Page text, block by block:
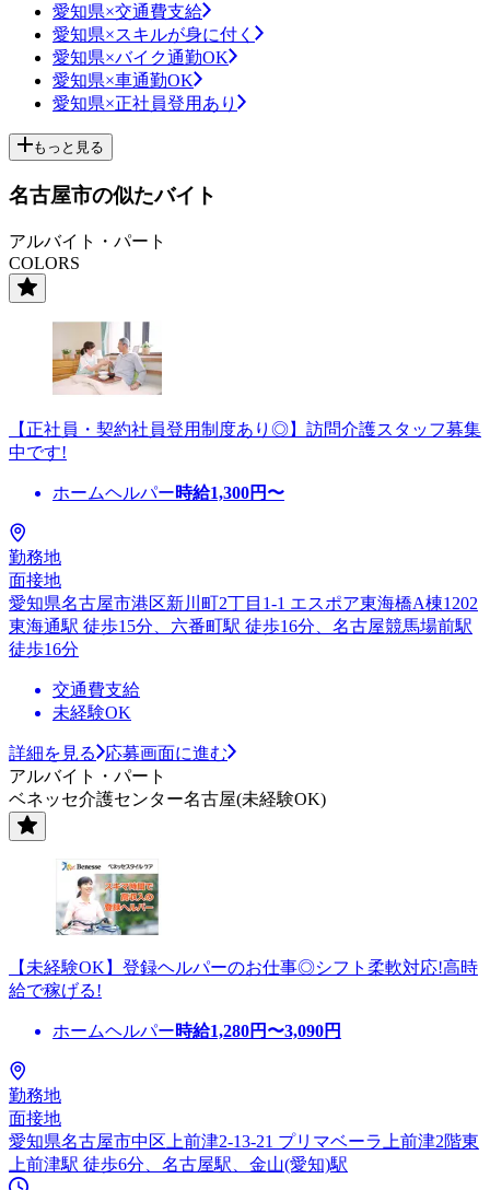
愛知県×交通費支給
愛知県×スキルが身に付く
愛知県×バイク通勤OK
愛知県×車通勤OK
愛知県×正社員登用あり
もっと見る
名古屋市の似たバイト
アルバイト・パート
COLORS
【正社員・契約社員登用制度あり◎】訪問介護スタッフ募集
中です!
ホームヘルパー時給1,300円〜
勤務地
面接地
愛知県名古屋市港区新川町2丁目1-1 エスポア東海橋A棟1202
東海通駅 徒歩15分、六番町駅 徒歩16分、名古屋競馬場前駅
徒歩16分
交通費支給
未経験OK
詳細を見る
応募画面に進む
アルバイト・パート
ベネッセ介護センター名古屋(未経験OK)
【未経験OK】登録ヘルパーのお仕事◎シフト柔軟対応!高時
給で稼げる!
ホームヘルパー時給1,280円〜3,090円
勤務地
面接地
愛知県名古屋市中区上前津2-13-21 プリマベーラ上前津2階東
上前津駅 徒歩6分、名古屋駅、金山(愛知)駅